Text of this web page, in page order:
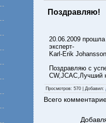
Поздравляю!
20.06.2009
эксперт-
Karl-Erik
Поздравляю с
CW,JCAC,Лучший
Просмотров: 570 | Добавил:
Всего